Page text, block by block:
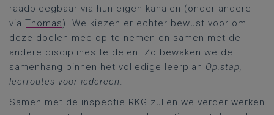
raadpleegbaar via hun eigen kanalen (onder andere
via Thomas). We kiezen er echter bewust voor om
deze doelen mee op te nemen en samen met de
andere disciplines te delen. Zo bewaken we de
samenhang binnen het volledige leerplan Op.stap,
leerroutes voor iedereen.
Samen met de inspectie RKG zullen we verder werken